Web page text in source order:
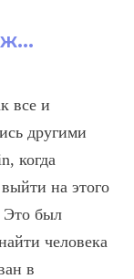
все и
другими
когда
на этого
Это был
человека
в